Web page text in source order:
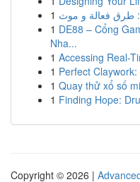
1
1 DE88 – Cổng
Nha...
1 Accessing Real-
1 Perfect
1 Quay thử xổ số
1 Finding Hope:
Copyright © 2026 |